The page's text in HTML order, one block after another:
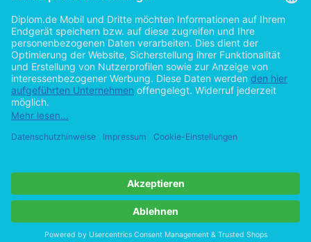
Titel
Autor
Volltext
Erscheinungsjahr
Beliebiges Erscheinungsjahr
ab 2026
ab 2025
ab 2023
ab 2010
Cookie-Einstellungen